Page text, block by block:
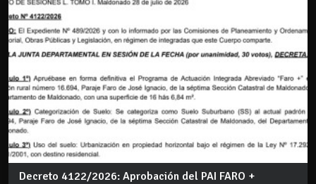
Decreto 4122/2026: Aprobación del PAI FARO +